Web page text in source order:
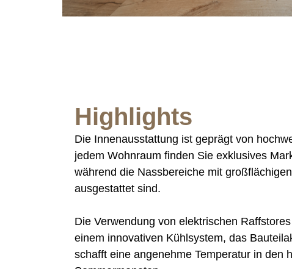
Highlights
Die Innenausstattung ist geprägt von
jedem Wohnraum finden Sie exklusives
während die Nassbereiche mit
ausgestattet sind.
Die Verwendung von elektrischen
einem innovativen Kühlsystem, das
schafft eine angenehme Temperatur in den